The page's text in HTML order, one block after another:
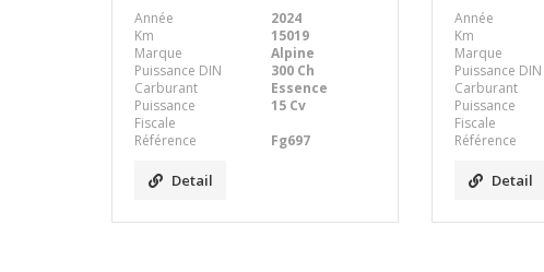
Année
2024
Km
15019
Marque
Alpine
Puissance DIN
300 Ch
Carburant
Essence
Puissance
Fiscale
15 Cv
Référence
Fg697
Detail
Année
Km
Marque
Puissance DIN
Carburant
Puissance
Fiscale
Référence
Detail